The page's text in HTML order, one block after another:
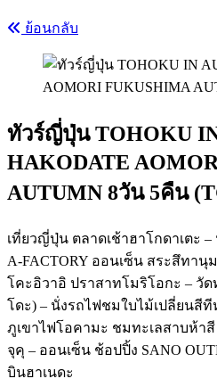
ย้อนกลับ
ทัวร์ญี่ปุ่น TOHOKU
HAKODATE
AUTUMN 8วัน 5คืน
เที่ยวญี่ปุ่น ตลาดเช้าฮาโกดาเตะ –
A-FACTORY ออนเซ็น สระสึทานุ
โคะอิวาอิ ปราสาทโมริโอกะ – วั
โดะ) – นั่งรถไฟชมใบไม้เปลี่ยนสี
ภูเขาไฟโอคามะ ชมทะเลสาบห้า
จุคุ – ออนเซ็น ช้อปปิ้ง SANO
บินฮาเนดะ